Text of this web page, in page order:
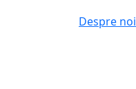
Despre noi